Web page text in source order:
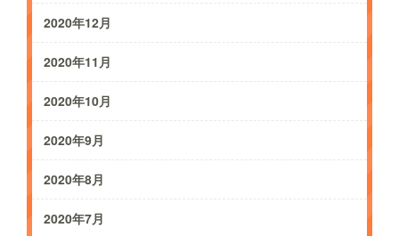
2020年12月
2020年11月
2020年10月
2020年9月
2020年8月
2020年7月